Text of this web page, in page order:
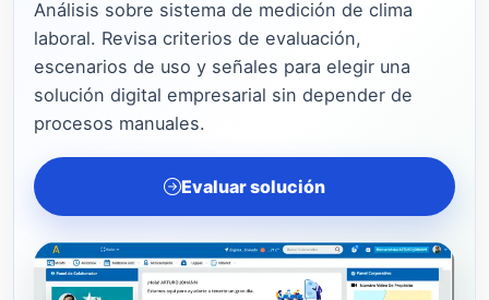
Análisis sobre sistema de medición de clima
laboral. Revisa criterios de evaluación,
escenarios de uso y señales para elegir una
solución digital empresarial sin depender de
procesos manuales.
Evaluar solución